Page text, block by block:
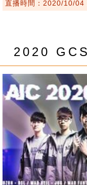
直播時間：2020/10/04
2020